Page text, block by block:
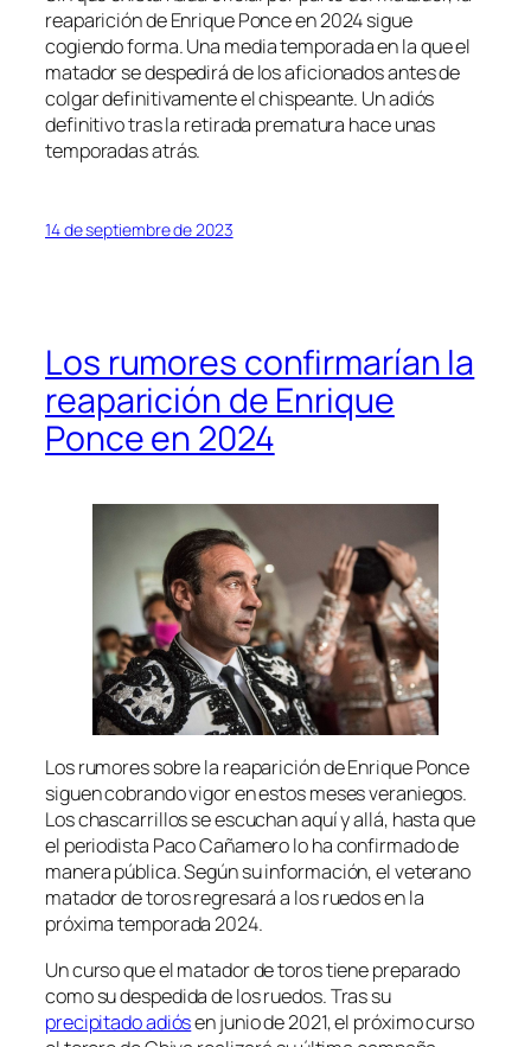
reaparición de Enrique Ponce en 2024 sigue
cogiendo forma. Una media temporada en la que el
matador se despedirá de los aficionados antes de
colgar definitivamente el chispeante. Un adiós
definitivo tras la retirada prematura hace unas
temporadas atrás.
14 de septiembre de 2023
Los rumores confirmarían la
reaparición de Enrique
Ponce en 2024
Los rumores sobre la reaparición de Enrique Ponce
siguen cobrando vigor en estos meses veraniegos.
Los chascarrillos se escuchan aquí y allá, hasta que
el periodista Paco Cañamero lo ha confirmado de
manera pública. Según su información, el veterano
matador de toros regresará a los ruedos en la
próxima temporada 2024.
Un curso que el matador de toros tiene preparado
como su despedida de los ruedos. Tras su
precipitado adiósen junio de 2021, el próximo curso